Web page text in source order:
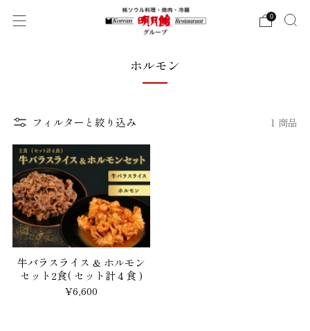
0
ホルモン
フィルターと絞り込み 1 商品
牛バラスライス & ホルモン
セット2食( セット計４食 )
¥6,600